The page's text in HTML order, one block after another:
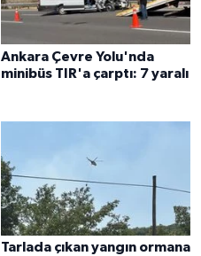
Ankara Çevre Yolu'nda
minibüs TIR'a çarptı: 7 yaralı
Tarlada çıkan yangın ormana